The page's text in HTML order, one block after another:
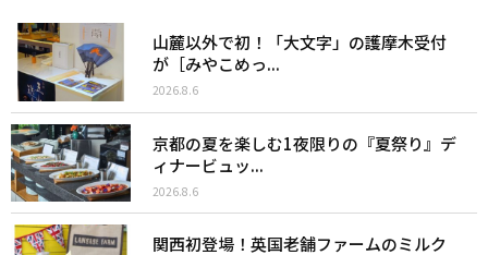
山麓以外で初！「大文字」の護摩木受付
が［みやこめっ...
2026.8.6
京都の夏を楽しむ1夜限りの『夏祭り』デ
ィナービュッ...
2026.8.6
関西初登場！英国老舗ファームのミルク